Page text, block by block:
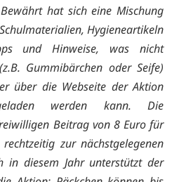
hat sich eine Mischung
Hygieneartikeln
und Hinweise, was nicht
Gummibärchen oder Seife)
über die Webseite der Aktion
werden kann. Die
Beitrag von 8 Euro für
zur nächstgelegenen
in diesem Jahr unterstützt der